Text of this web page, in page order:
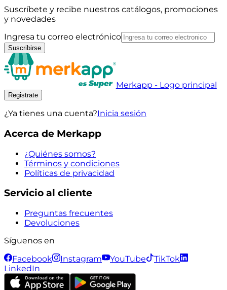
Suscríbete y recibe nuestros catálogos, promociones
y novedades
Ingresa tu correo electrónico
Suscribirse
Merkapp - Logo principal
Registrate
¿Ya tienes una cuenta?Inicia sesión
Acerca de Merkapp
¿Quiénes somos?
Términos y condiciones
Políticas de privacidad
Servicio al cliente
Preguntas frecuentes
Devoluciones
Síguenos en
Facebook
Instagram YouTube
TikTok
LinkedIn